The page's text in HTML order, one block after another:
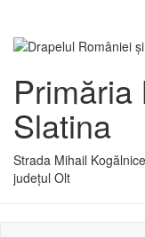
Primăria
Slatina
Strada Mihail
județul Olt